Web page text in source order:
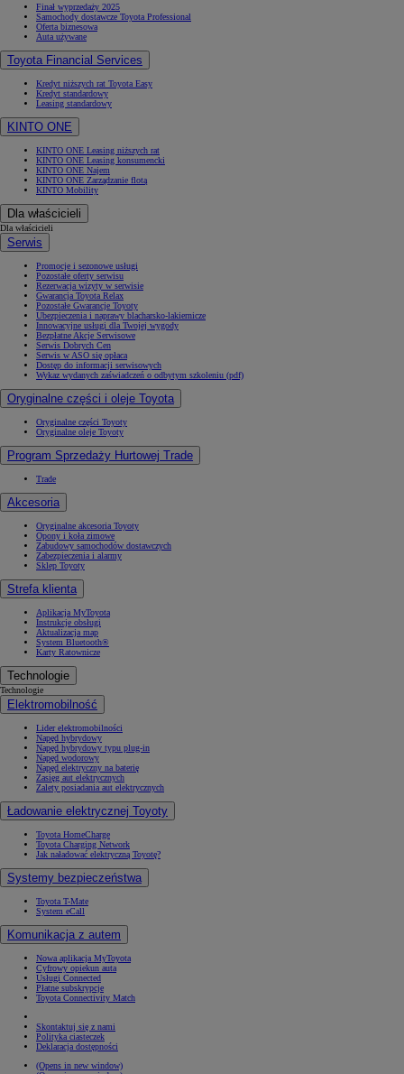
Finał wyprzedaży 2025
Samochody dostawcze Toyota Professional
Oferta biznesowa
Auta używane
Toyota Financial Services
Kredyt niższych rat Toyota Easy
Kredyt standardowy
Leasing standardowy
KINTO ONE
KINTO ONE Leasing niższych rat
KINTO ONE Leasing konsumencki
KINTO ONE Najem
KINTO ONE Zarządzanie flotą
KINTO Mobility
Dla właścicieli
Dla właścicieli
Serwis
Promocje i sezonowe usługi
Pozostałe oferty serwisu
Rezerwacja wizyty w serwisie
Gwarancja Toyota Relax
Pozostałe Gwarancje Toyoty
Ubezpieczenia i naprawy blacharsko-lakiernicze
Innowacyjne usługi dla Twojej wygody
Bezpłatne Akcje Serwisowe
Serwis Dobrych Cen
Serwis w ASO się opłaca
Dostęp do informacji serwisowych
Wykaz wydanych zaświadczeń o odbytym szkoleniu (pdf)
Oryginalne części i oleje Toyota
Oryginalne części Toyoty
Oryginalne oleje Toyoty
Program Sprzedaży Hurtowej Trade
Trade
Akcesoria
Oryginalne akcesoria Toyoty
Opony i koła zimowe
Zabudowy samochodów dostawczych
Zabezpieczenia i alarmy
Sklep Toyoty
Strefa klienta
Aplikacja MyToyota
Instrukcje obsługi
Aktualizacja map
System Bluetooth®
Karty Ratownicze
Technologie
Technologie
Elektromobilność
Lider elektromobilności
Napęd hybrydowy
Napęd hybrydowy typu plug-in
Napęd wodorowy
Napęd elektryczny na baterię
Zasięg aut elektrycznych
Zalety posiadania aut elektrycznych
Ładowanie elektrycznej Toyoty
Toyota HomeCharge
Toyota Charging Network
Jak naładować elektryczną Toyotę?
Systemy bezpieczeństwa
Toyota T-Mate
System eCall
Komunikacja z autem
Nowa aplikacja MyToyota
Cyfrowy opiekun auta
Usługi Connected
Płatne subskrypcje
Toyota Connectivity Match
Skontaktuj się z nami
Polityka ciasteczek
Deklaracja dostępności
(Opens in new window)